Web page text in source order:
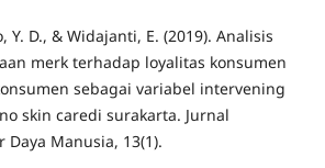
Y. D., & Widajanti, E. (2019). Analisis
merk terhadap loyalitas konsumen
sebagai variabel intervening
skin caredi surakarta. Jurnal
Manusia, 13(1).